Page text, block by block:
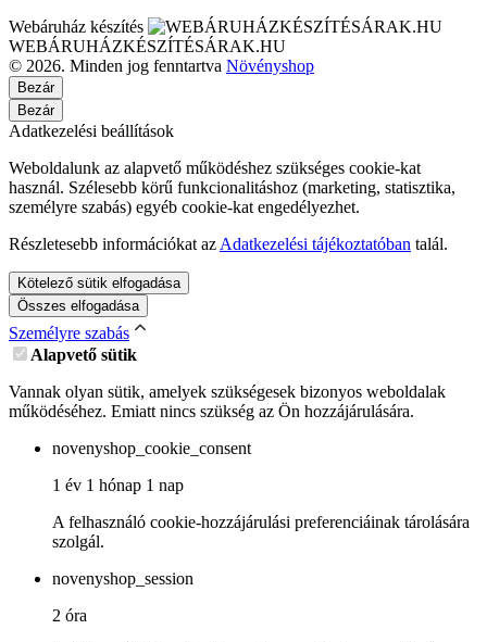
Webáruház készítés
WEBÁRUHÁZKÉSZÍTÉSÁRAK.HU
© 2026. Minden jog fenntartva Növényshop
Bezár
Bezár
Adatkezelési beállítások
Weboldalunk az alapvető működéshez szükséges cookie-kat
használ. Szélesebb körű funkcionalitáshoz (marketing, statisztika,
személyre szabás) egyéb cookie-kat engedélyezhet.
Részletesebb információkat az Adatkezelési tájékoztatóban talál.
Kötelező sütik elfogadása
Összes elfogadása
Személyre szabás
Alapvető sütik
Vannak olyan sütik, amelyek szükségesek bizonyos weboldalak
működéséhez. Emiatt nincs szükség az Ön hozzájárulására.
novenyshop_cookie_consent
1 év 1 hónap 1 nap
A felhasználó cookie-hozzájárulási preferenciáinak tárolására
szolgál.
novenyshop_session
2 óra